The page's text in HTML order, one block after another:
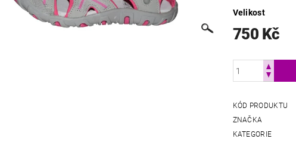
Velikost
750 Kč
KÓD PRODUKTU
ZNAČKA
KATEGORIE